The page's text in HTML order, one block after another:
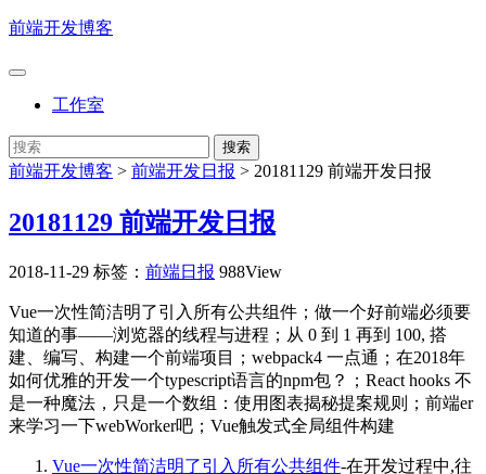
前端开发博客
工作室
前端开发博客 > 前端开发日报 > 20181129 前端开发日报
20181129 前端开发日报
2018-11-29 标签： 前端日报 988View
Vue一次性简洁明了引入所有公共组件；做一个好前端必须要
知道的事——浏览器的线程与进程；从 0 到 1 再到 100, 搭
建、编写、构建一个前端项目；webpack4 一点通；在2018年
如何优雅的开发一个typescript语言的npm包？；React hooks 不
是一种魔法，只是一个数组：使用图表揭秘提案规则；前端er
来学习一下webWorker吧；Vue触发式全局组件构建
Vue一次性简洁明了引入所有公共组件-在开发过程中,往